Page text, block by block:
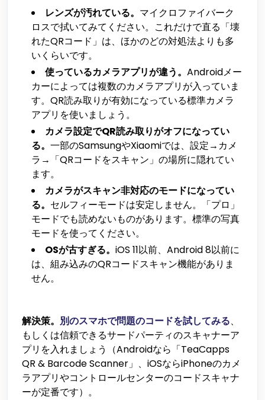
レンズが汚れている。 マイクロファイバーク
ロスで拭いてみてください。これだけで直る「壊
れたQRコード」は、ほかのどの対処法よりも多
いくらいです。
使っているカメラアプリが違う。 Androidメー
カーによっては複数のカメラアプリが入っていま
す。QR読み取りが有効になっている標準カメラ
アプリを使いましょう。
カメラ設定でQR読み取りがオフになってい
る。 一部のSamsungやXiaomiでは、設定→カメ
ラ→「QRコードをスキャン」の場所に隠れてい
ます。
カメラがスキャン非対応のモードになってい
る。 セルフィーモードは安定しません。「プロ」
モードでも読めないものがあります。標準の写真
モードを使ってください。
OSが古すぎる。 iOS 11以前、Android 8以前に
は、組み込みのQRコードスキャン機能がありま
せん。
解決策。 別のスマホで問題のコードを試してみる、
もしくは信頼できるサードパーティのスキャナーア
プリを入れましょう（Androidなら「TeaCapps
QR & Barcode Scanner」、iOSならiPhoneのカメ
ラアプリやコントロールセンターのコードスキャナ
ーが定番です）。